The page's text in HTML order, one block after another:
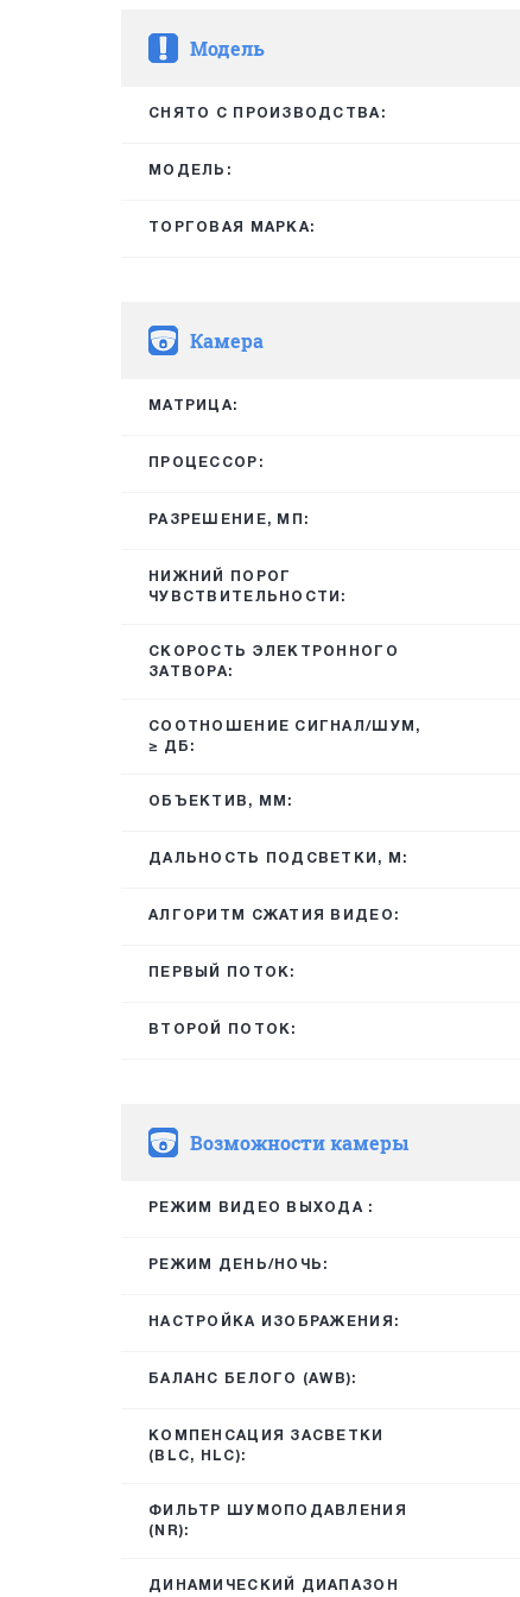
Модель
СНЯТО С ПРОИЗВОДСТВА:
МОДЕЛЬ:
ТОРГОВАЯ МАРКА:
Камера
МАТРИЦА:
ПРОЦЕССОР:
РАЗРЕШЕНИЕ, МП:
НИЖНИЙ ПОРОГ
ЧУВСТВИТЕЛЬНОСТИ:
СКОРОСТЬ ЭЛЕКТРОННОГО
ЗАТВОРА:
СООТНОШЕНИЕ СИГНАЛ/ШУМ,
≥ ДБ:
ОБЪЕКТИВ, ММ:
ДАЛЬНОСТЬ ПОДСВЕТКИ, М:
АЛГОРИТМ СЖАТИЯ ВИДЕО:
ПЕРВЫЙ ПОТОК:
ВТОРОЙ ПОТОК:
Возможности камеры
РЕЖИМ ВИДЕО ВЫХОДА :
РЕЖИМ ДЕНЬ/НОЧЬ:
НАСТРОЙКА ИЗОБРАЖЕНИЯ:
БАЛАНС БЕЛОГО (AWB):
КОМПЕНСАЦИЯ ЗАСВЕТКИ
(BLC, HLC):
ФИЛЬТР ШУМОПОДАВЛЕНИЯ
(NR):
ДИНАМИЧЕСКИЙ ДИАПАЗОН